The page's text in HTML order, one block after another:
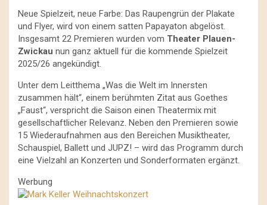
Neue Spielzeit, neue Farbe: Das Raupengrün der Plakate
und Flyer, wird von einem satten Papayaton abgelöst.
Insgesamt 22 Premieren wurden vom Theater Plauen-
Zwickau nun ganz aktuell für die kommende Spielzeit
2025/26 angekündigt.
Unter dem Leitthema „Was die Welt im Innersten
zusammen hält“, einem berühmten Zitat aus Goethes
„Faust“, verspricht die Saison einen Theatermix mit
gesellschaftlicher Relevanz. Neben den Premieren sowie
15 Wiederaufnahmen aus den Bereichen Musiktheater,
Schauspiel, Ballett und JUPZ! – wird das Programm durch
eine Vielzahl an Konzerten und Sonderformaten ergänzt.
Werbung